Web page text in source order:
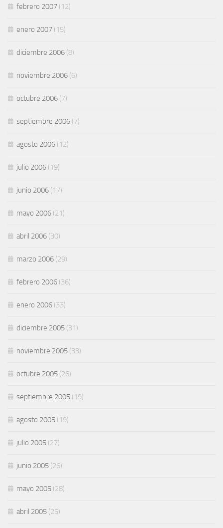
febrero 2007 (12)
enero 2007 (15)
diciembre 2006 (8)
noviembre 2006 (6)
octubre 2006 (7)
septiembre 2006 (7)
agosto 2006 (12)
julio 2006 (19)
junio 2006 (17)
mayo 2006 (21)
abril 2006 (30)
marzo 2006 (29)
febrero 2006 (36)
enero 2006 (33)
diciembre 2005 (31)
noviembre 2005 (33)
octubre 2005 (26)
septiembre 2005 (19)
agosto 2005 (19)
julio 2005 (27)
junio 2005 (26)
mayo 2005 (28)
abril 2005 (25)